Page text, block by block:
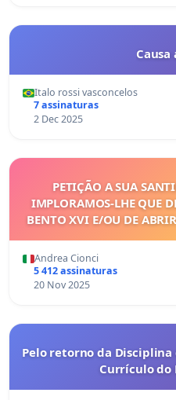
Italo rossi vasconcelos
7 assinaturas
2 Dec 2025
PETIÇÃO A SUA
IMPLORAMOS-LHE QUE
BENTO XVI E/OU DE
Andrea Cionci
5 412 assinaturas
20 Nov 2025
Pelo retorno da
Currículo do